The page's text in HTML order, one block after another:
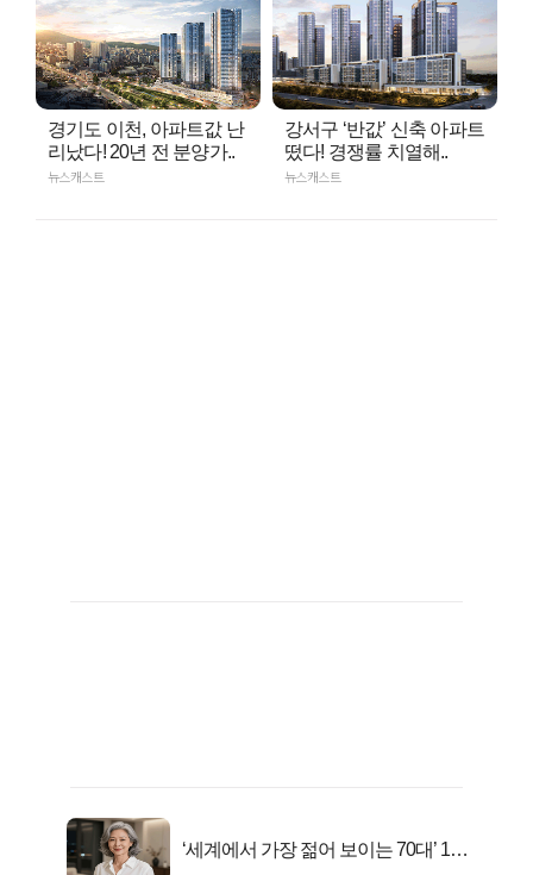
경기도 이천, 아파트값 난
리났다! 20년 전 분양가..
뉴스캐스트
강서구 ‘반값’ 신축 아파트
떴다! 경쟁률 치열해..
뉴스캐스트
‘세계에서 가장 젊어 보이는 70대’ 1위